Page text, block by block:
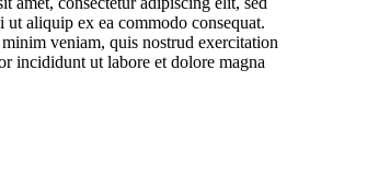
aliquip ex ea commodo consequat.
veniam, quis nostrud exercitation
incididunt ut labore et dolore magna